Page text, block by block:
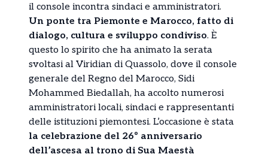
il console incontra sindaci e amministratori.
Un ponte tra Piemonte e Marocco, fatto di
dialogo, cultura e sviluppo condiviso. È
questo lo spirito che ha animato la serata
svoltasi al Viridian di Quassolo, dove il console
generale del Regno del Marocco, Sidi
Mohammed Biedallah, ha accolto numerosi
amministratori locali, sindaci e rappresentanti
delle istituzioni piemontesi. L’occasione è stata
la celebrazione del 26º anniversario
dell’ascesa al trono di Sua Maestà